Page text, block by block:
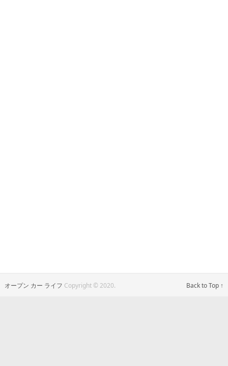
オープン カー ライフ Copyright © 2020. Back to Top ↑